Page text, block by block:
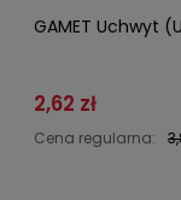
GAMET Uchwyt
2,62 zł
Cena regularna: